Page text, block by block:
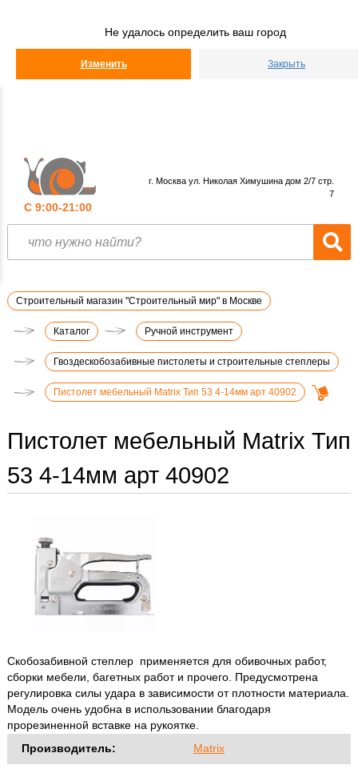
Не удалось определить ваш город
Изменить Закрыть
С 9:00-21:00
г. Москва ул. Николая Химушина дом 2/7 стр.
7
Строительный магазин "Строительный мир" в Москве
Каталог Ручной инструмент
Гвоздескобозабивные пистолеты и строительные степлеры
Пистолет мебельный Matrix Тип 53 4-14мм арт 40902
Пистолет мебельный Matrix Тип
53 4-14мм арт 40902
Скобозабивной степлер применяется для обивочных работ,
сборки мебели, багетных работ и прочего. Предусмотрена
регулировка силы удара в зависимости от плотности материала.
Модель очень удобна в использовании благодаря
прорезиненной вставке на рукоятке.
Производитель:
Matrix